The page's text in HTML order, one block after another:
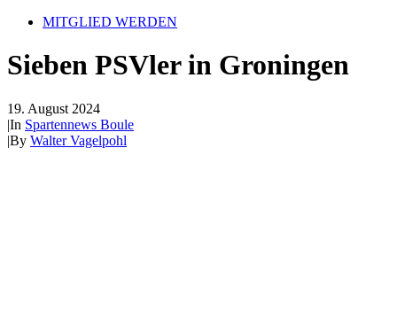
MITGLIED WERDEN
Sieben PSVler in Groningen
19. August 2024
|In Spartennews Boule
|By Walter Vagelpohl